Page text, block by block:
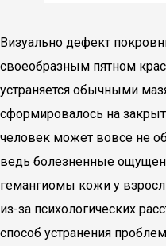
Визуально дефект
своеобразным пятном
устраняется обычными
сформировалось на
человек может вовсе не
ведь болезненные
гемангиомы кожи у
из-за психологических
способ устранения